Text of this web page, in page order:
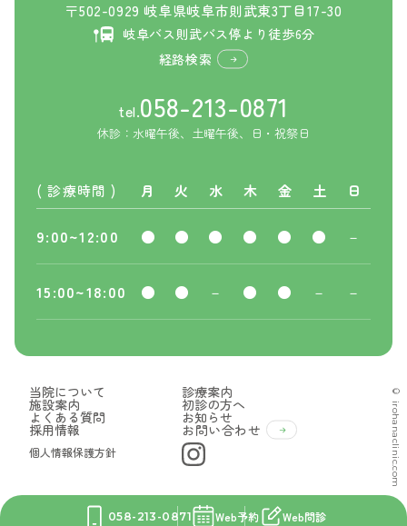
058-213-0871 Web予約 Web問診
〒502-0929 岐阜県岐阜市則武東3丁目17-30
岐阜バス則武バス停より徒歩6分
経路検索
tel.058-213-0871
休診：水曜午後、土曜午後、日・祝祭日
( 診療時間 ) 月 火 水 木 金 土 日
9:00~12:00 ● ● ● ● ● ● －
15:00~18:00 ● ● － ● ● － －
当院について 診療案内
施設案内 初診の方へ
よくある質問 お知らせ
採用情報 お問い合わせ
個人情報保護方針 © irohanaclinic.com